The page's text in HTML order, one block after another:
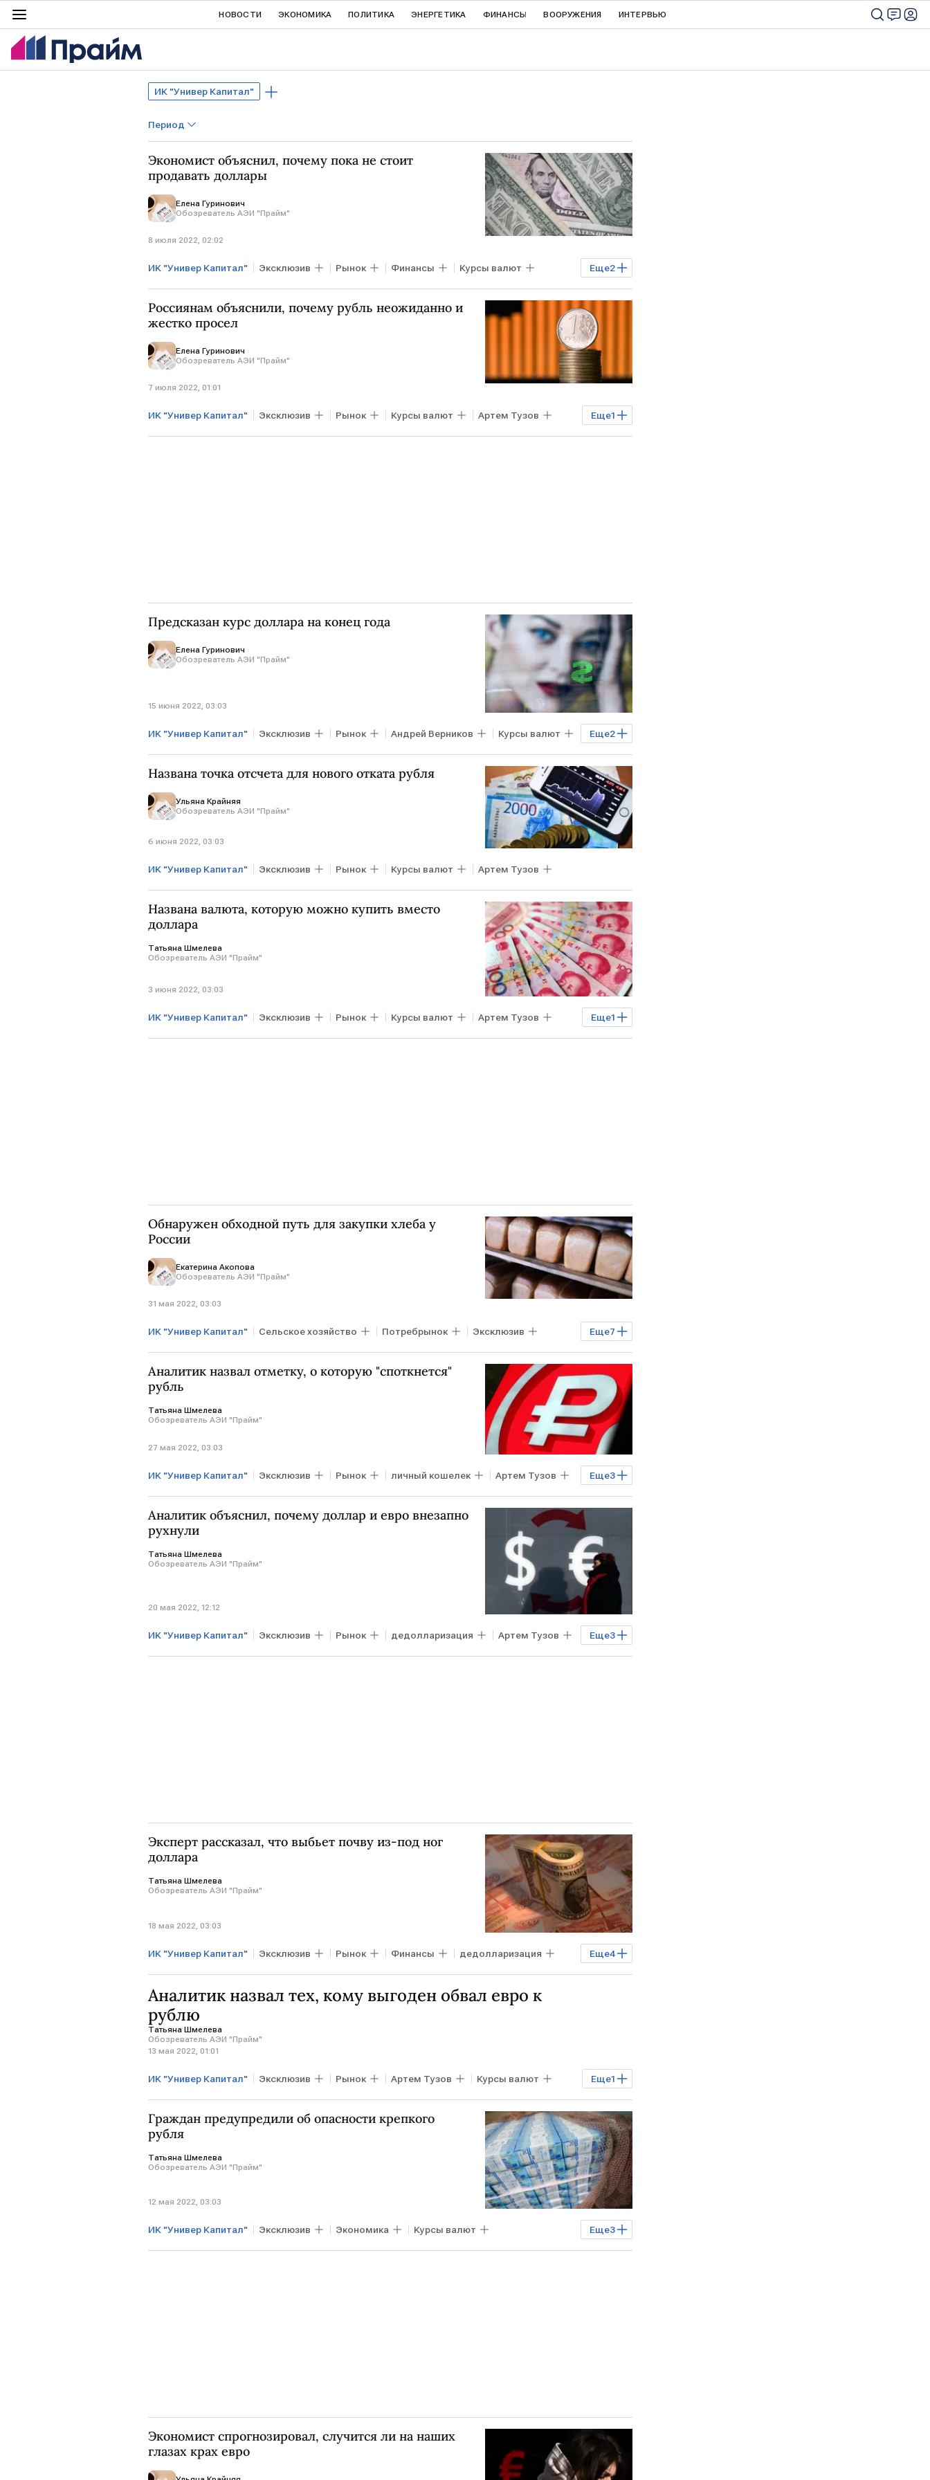
НОВОСТИ ЭКОНОМИКА ПОЛИТИКА ЭНЕРГЕТИКА ФИНАНСЫ ВООРУЖЕНИЯ ИНТЕРВЬЮ
ИК "Универ Капитал"
Период
Экономист объяснил, почему пока не стоит
продавать доллары
Елена Гуринович
Обозреватель АЭИ "Прайм"
8 июля 2022, 02:02
Еще2
ИК "Универ Капитал" Эксклюзив Рынок Финансы Курсы валют
Андрей Верников рубль
Россиянам объяснили, почему рубль неожиданно и
жестко просел
Елена Гуринович
Обозреватель АЭИ "Прайм"
7 июля 2022, 01:01
Еще1
ИК "Универ Капитал" Эксклюзив Рынок Курсы валют Артем Тузов
рубль
Предсказан курс доллара на конец года
Елена Гуринович
Обозреватель АЭИ "Прайм"
15 июня 2022, 03:03
Еще2
ИК "Универ Капитал" Эксклюзив Рынок Андрей Верников Курсы валют
рубль доллар
Названа точка отсчета для нового отката рубля
Ульяна Крайняя
Обозреватель АЭИ "Прайм"
6 июня 2022, 03:03
ИК "Универ Капитал" Эксклюзив Рынок Курсы валют Артем Тузов
Названа валюта, которую можно купить вместо
доллара
Татьяна Шмелева
Обозреватель АЭИ "Прайм"
3 июня 2022, 03:03
Еще1
ИК "Универ Капитал" Эксклюзив Рынок Курсы валют Артем Тузов
юань
Обнаружен обходной путь для закупки хлеба у
России
Екатерина Акопова
Обозреватель АЭИ "Прайм"
31 мая 2022, 03:03
Еще7
ИК "Универ Капитал" Сельское хозяйство Потребрынок Эксклюзив
Бизнес Экономика продовольственный кризис зерно
экспорт зерна Артем Тузов продовольственная безопасность
Аналитик назвал отметку, о которую "споткнется"
рубль
Татьяна Шмелева
Обозреватель АЭИ "Прайм"
27 мая 2022, 03:03
Еще3
ИК "Универ Капитал" Эксклюзив Рынок личный кошелек Артем Тузов
Курсы валют рубль доллар
Аналитик объяснил, почему доллар и евро внезапно
рухнули
Татьяна Шмелева
Обозреватель АЭИ "Прайм"
20 мая 2022, 12:12
Еще3
ИК "Универ Капитал" Эксклюзив Рынок дедолларизация Артем Тузов
Курсы валют рубль доллар
Эксперт рассказал, что выбьет почву из-под ног
доллара
Татьяна Шмелева
Обозреватель АЭИ "Прайм"
18 мая 2022, 03:03
Еще4
ИК "Универ Капитал" Эксклюзив Рынок Финансы дедолларизация
Курсы валют Артем Тузов доллар евро
Аналитик назвал тех, кому выгоден обвал евро к
рублю
Татьяна Шмелева
Обозреватель АЭИ "Прайм"
13 мая 2022, 01:01
Еще1
ИК "Универ Капитал" Эксклюзив Рынок Артем Тузов Курсы валют
евро
Граждан предупредили об опасности крепкого
рубля
Татьяна Шмелева
Обозреватель АЭИ "Прайм"
12 мая 2022, 03:03
Еще3
ИК "Универ Капитал" Эксклюзив Экономика Курсы валют
Артем Тузов санкции против РФ бюджет доллар
Экономист спрогнозировал, случится ли на наших
глазах крах евро